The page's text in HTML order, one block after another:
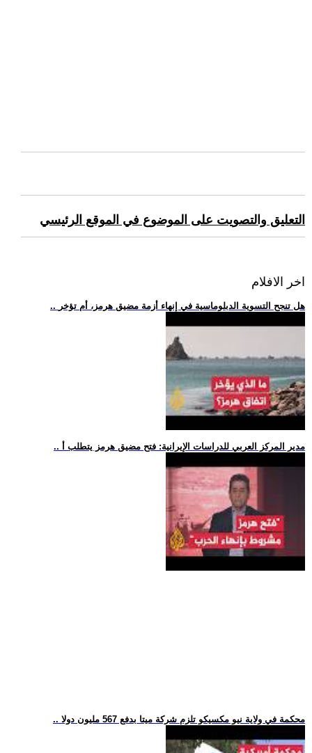
التعليق والتصويت على الموضوع في الموقع الرئيسي
اخر الافلام
.. هل تنجح التسوية الدبلوماسية في إنهاء أزمة مضيق هرمز، أم تؤخر
.. مدير المركز العربي للدراسات الإيرانية: فتح مضيق هرمز يتطلب أ
.. محكمة في ولاية نيو مكسيكو تلزم شركة ميتا بدفع 567 مليون دولا